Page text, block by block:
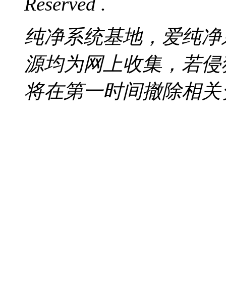
纯净系统基地，爱纯
源均为网上收集，若
将在第一时间撤除相